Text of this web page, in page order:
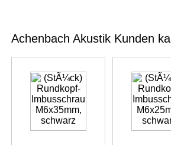
Achenbach Akustik Kunden